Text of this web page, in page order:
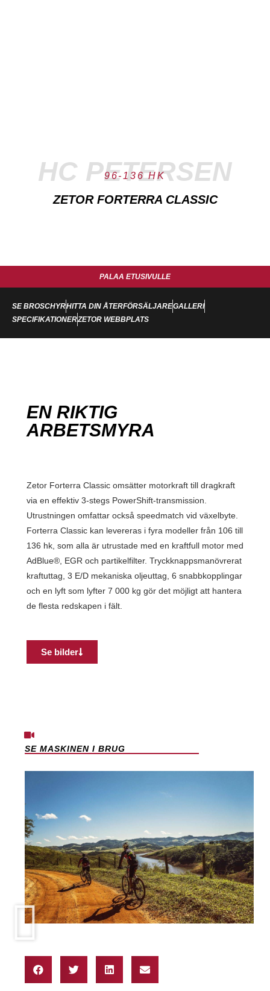
HC PETERSEN
96-136 HK
ZETOR FORTERRA CLASSIC
PALAA ETUSIVULLE
SE BROSCHYRHITTA DIN ÅTERFÖRSÄLJAREGALLERI
SPECIFIKATIONERZETOR WEBBPLATS
EN RIKTIG
ARBETSMYRA
Zetor Forterra Classic omsätter motorkraft till dragkraft
via en effektiv 3-stegs PowerShift-transmission.
Utrustningen omfattar också speedmatch vid växelbyte.
Forterra Classic kan levereras i fyra modeller från 106 till
136 hk, som alla är utrustade med en kraftfull motor med
AdBlue®, EGR och partikelfilter. Tryckknappsmanövrerat
kraftuttag, 3 E/D mekaniska oljeuttag, 6 snabbkopplingar
och en lyft som lyfter 7 000 kg gör det möjligt att hantera
de flesta redskapen i fält.
Se bilder
SE MASKINEN I BRUG